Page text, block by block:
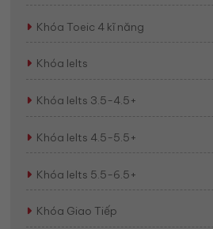
Khóa Toeic 4 kĩ năng
Khóa Ielts
Khóa Ielts 3.5-4.5+
Khóa Ielts 4.5-5.5+
Khóa Ielts 5.5-6.5+
Khóa Giao Tiếp